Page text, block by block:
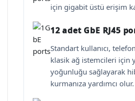
için gigabit üstü erişim
12 adet GbE RJ45
Standart kullanıcı,
klasik ağ istemcileri için
yoğunluğu sağlayarak
kurmanıza yardımcı olur.